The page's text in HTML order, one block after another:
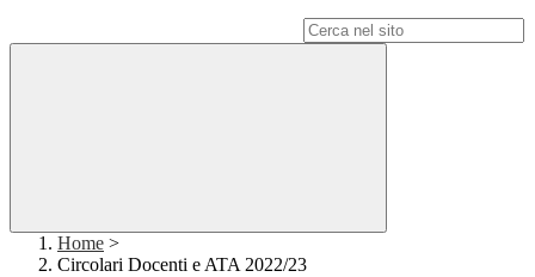
Home >
Circolari Docenti e ATA 2022/23